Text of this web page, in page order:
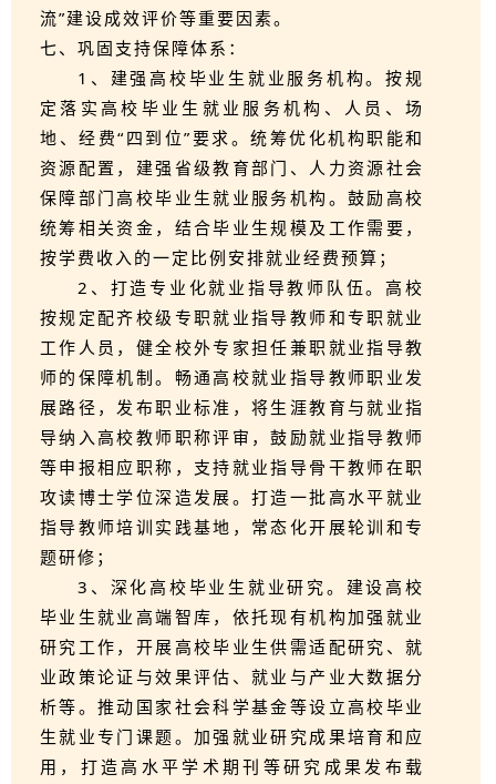
流”建设成效评价等重要因素。
七、巩固支持保障体系：
1、建强高校毕业生就业服务机构。按规
定落实高校毕业生就业服务机构、人员、场
地、经费“四到位”要求。统筹优化机构职能和
资源配置，建强省级教育部门、人力资源社会
保障部门高校毕业生就业服务机构。鼓励高校
统筹相关资金，结合毕业生规模及工作需要，
按学费收入的一定比例安排就业经费预算；
2、打造专业化就业指导教师队伍。高校
按规定配齐校级专职就业指导教师和专职就业
工作人员，健全校外专家担任兼职就业指导教
师的保障机制。畅通高校就业指导教师职业发
展路径，发布职业标准，将生涯教育与就业指
导纳入高校教师职称评审，鼓励就业指导教师
等申报相应职称，支持就业指导骨干教师在职
攻读博士学位深造发展。打造一批高水平就业
指导教师培训实践基地，常态化开展轮训和专
题研修；
3、深化高校毕业生就业研究。建设高校
毕业生就业高端智库，依托现有机构加强就业
研究工作，开展高校毕业生供需适配研究、就
业政策论证与效果评估、就业与产业大数据分
析等。推动国家社会科学基金等设立高校毕业
生就业专门课题。加强就业研究成果培育和应
用，打造高水平学术期刊等研究成果发布载